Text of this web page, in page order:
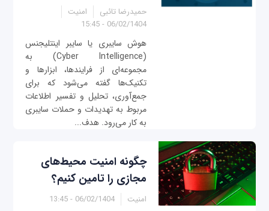
حمیدرضا تائبی
امنیت
06/02/1404 - 15:45
هوش سایبری یا سایبر اینتلیجنس
(Cyber Intelligence) به
مجموعه‌ای از فرایندها، ابزارها و
تکنیک‌ها گفته می‌شود که برای
جمع‌آوری، تحلیل و تفسیر اطلاعات
مربوط به تهدیدات و حملات سایبری
به کار می‌رود. هدف...
چگونه امنیت محیط‌های
مجازی را تامین کنیم؟
امنیت 06/02/1404 - 13:45